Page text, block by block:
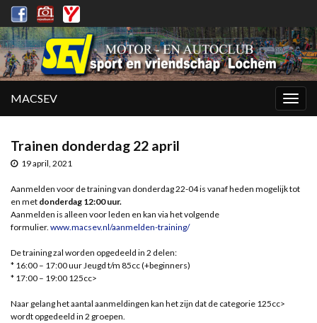
MACSEV
Trainen donderdag 22 april
19 april, 2021
Aanmelden voor de training van donderdag 22-04 is vanaf heden mogelijk tot
en met donderdag 12:00 uur.
Aanmelden is alleen voor leden en kan via het volgende
formulier. www.macsev.nl/aanmelden-training/
De training zal worden opgedeeld in 2 delen:
* 16:00 – 17:00 uur Jeugd t/m 85cc (+beginners)
* 17:00 – 19:00 125cc>
Naar gelang het aantal aanmeldingen kan het zijn dat de categorie 125cc>
wordt opgedeeld in 2 groepen.